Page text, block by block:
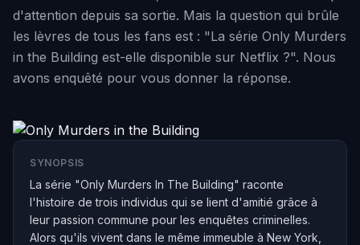
d'attention depuis sa sortie. Mais la question qui brûle
les lèvres de tous les fans est : "La série Only Murders
in the Building est-elle disponible sur Netflix ?". Nous
avons enquêté pour vous donner la réponse.
SYNOPSIS
La série "Only Murders In The Building" raconte
l'histoire de trois individus qui se lient d'amitié grâce à
leur passion commune pour les enquêtes criminelles.
Alors qu'ils vivent dans le même immeuble à New York,